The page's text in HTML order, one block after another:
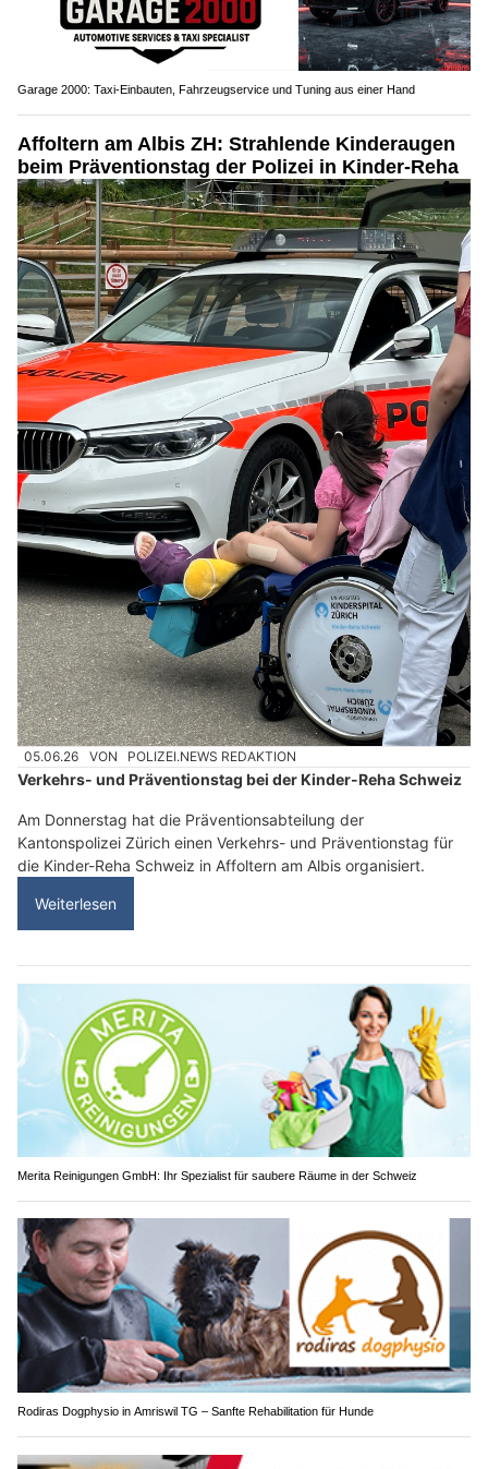
Garage 2000: Taxi-Einbauten, Fahrzeugservice und Tuning aus einer Hand
Affoltern am Albis ZH: Strahlende Kinderaugen
beim Präventionstag der Polizei in Kinder-Reha
05.06.26 VON POLIZEI.NEWS REDAKTION
Verkehrs- und Präventionstag bei der Kinder-Reha Schweiz
Am Donnerstag hat die Präventionsabteilung der
Kantonspolizei Zürich einen Verkehrs- und Präventionstag für
die Kinder-Reha Schweiz in Affoltern am Albis organisiert.
Weiterlesen
Merita Reinigungen GmbH: Ihr Spezialist für saubere Räume in der Schweiz
Rodiras Dogphysio in Amriswil TG – Sanfte Rehabilitation für Hunde